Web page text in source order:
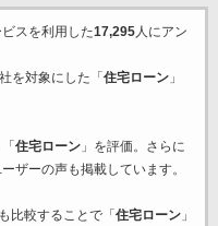
スを利用した17,295人にアン
を対象にした「 住宅ローン」
住宅ローン」を評価。さらに
ザーの声も掲載しています。
比較することで「 住宅ローン」